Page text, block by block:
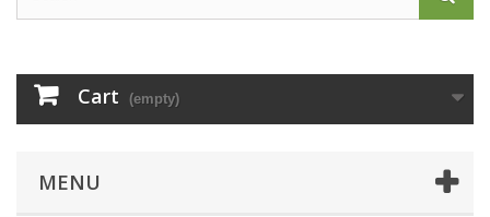
Cart (empty)
MENU